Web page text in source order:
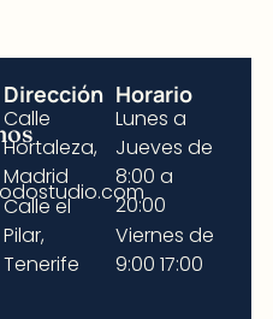
Dirección
Calle
Hortaleza,
Madrid
Calle el
Pilar,
Tenerife
Horario
Lunes a
Jueves de
8:00 a
20:00
Viernes de
9:00 17:00